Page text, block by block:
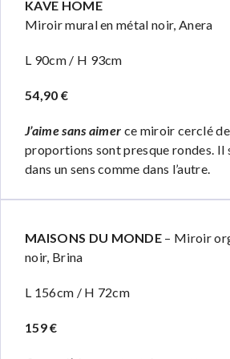
KAVE HOME
Miroir mural en métal noir, Anera
L 90cm / H 93cm
54,90 €
J’aime sans aimer ce miroir cerclé
proportions sont presque rondes. Il
dans un sens comme dans l’autre.
MAISONS DU MONDE – Miroir
noir, Brina
L 156cm / H 72cm
159 €